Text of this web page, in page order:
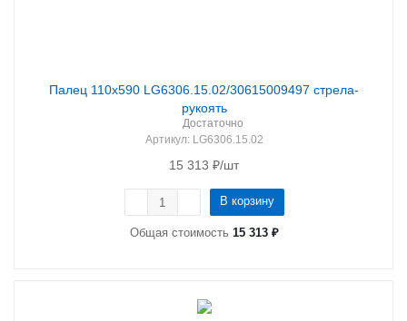
Палец 110х590 LG6306.15.02/30615009497 стрела-
рукоять
Достаточно
Артикул: LG6306.15.02
15 313 ₽/шт
В корзину
Общая стоимость 15 313 ₽